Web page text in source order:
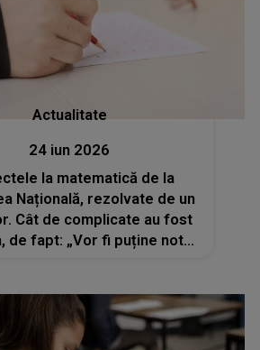
Actualitate
24 iun 2026
la matematică de la
Națională, rezolvate de un
Cât de complicate au fost
de fapt: „Vor fi puține note